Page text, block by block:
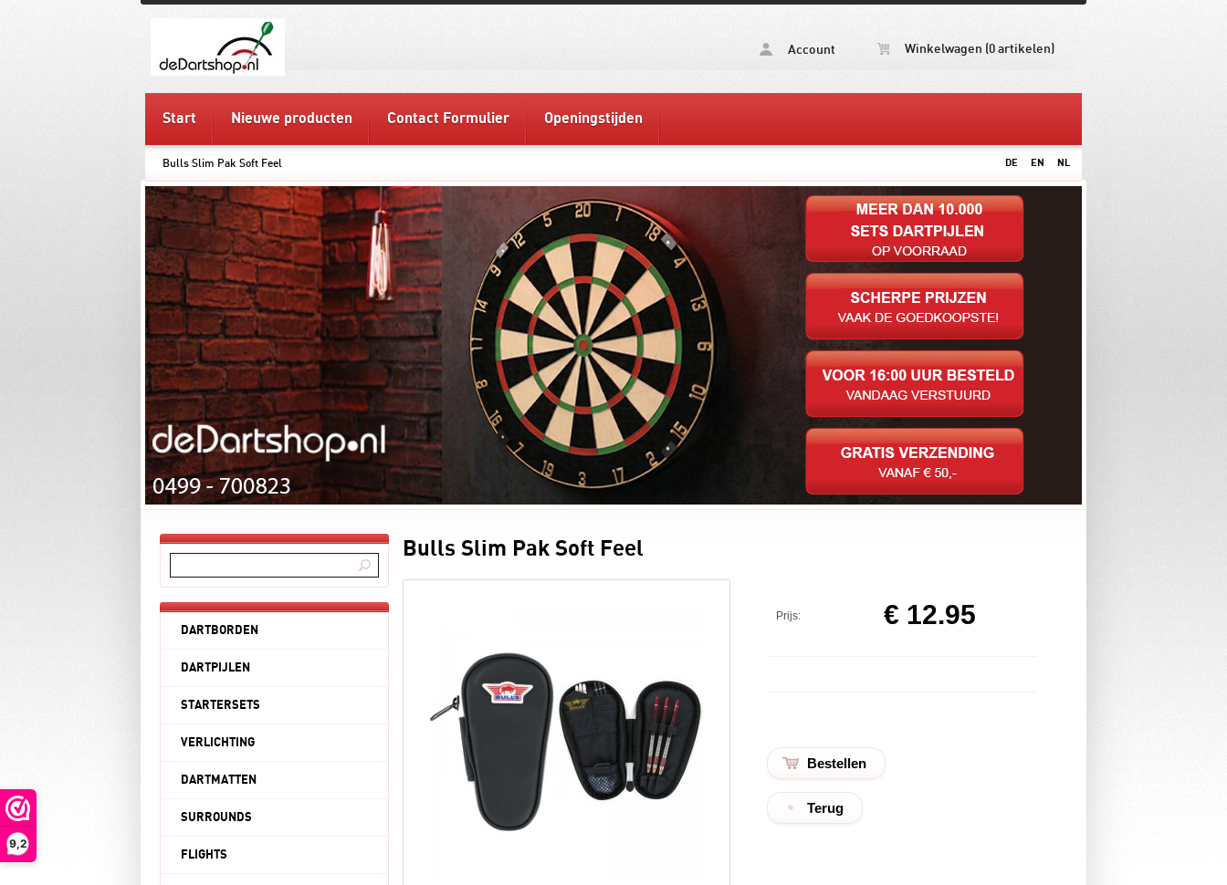
9,2
Account Winkelwagen (0 artikelen)
Start Nieuwe producten Contact Formulier Openingstijden
Bulls Slim Pak Soft Feel DE EN NL
DARTBORDEN
DARTPIJLEN
STARTERSETS
VERLICHTING
DARTMATTEN
SURROUNDS
FLIGHTS
Bulls Slim Pak Soft Feel
Prijs: € 12.95
Terug